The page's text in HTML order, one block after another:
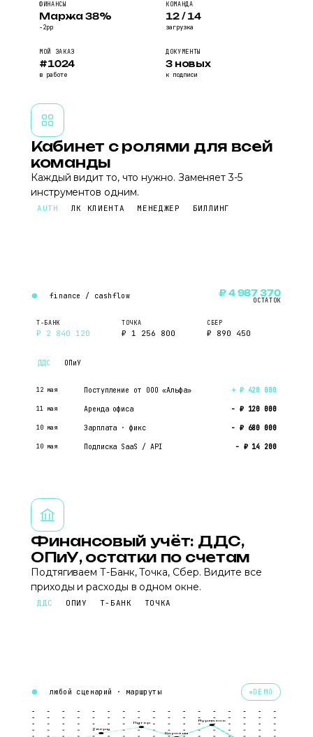
ФИНАНСЫ
Маржа 38%
−2pp
КОМАНДА
12 / 14
загрузка
МОЙ ЗАКАЗ
#1024
в работе
ДОКУМЕНТЫ
3 новых
к подписи
Кабинет с ролями для всей
команды
Каждый видит то, что нужно. Заменяет 3-5
инструментов одним.
AUTH ЛК КЛИЕНТА МЕНЕДЖЕР БИЛЛИНГ
finance / cashflow ₽ 4 987 370
ОСТАТОК
Т-БАНК
₽ 2 840 120
ТОЧКА
₽ 1 256 800
СБЕР
₽ 890 450
ДДС ОПиУ
12 мая Поступление от ООО «Альфа» + ₽ 420 000
11 мая Аренда офиса − ₽ 120 000
10 мая Зарплата · фикс − ₽ 680 000
10 мая Подписка SaaS / API − ₽ 14 200
Финансовый учёт: ДДС,
ОПиУ, остатки по счетам
Подтягиваем Т-Банк, Точка, Сбер. Видите все
приходы и расходы в одном окне.
ДДС ОПИУ Т-БАНК ТОЧКА
любой сценарий · маршруты DEMO
Тверь
Питер
Карелия
Мурманск